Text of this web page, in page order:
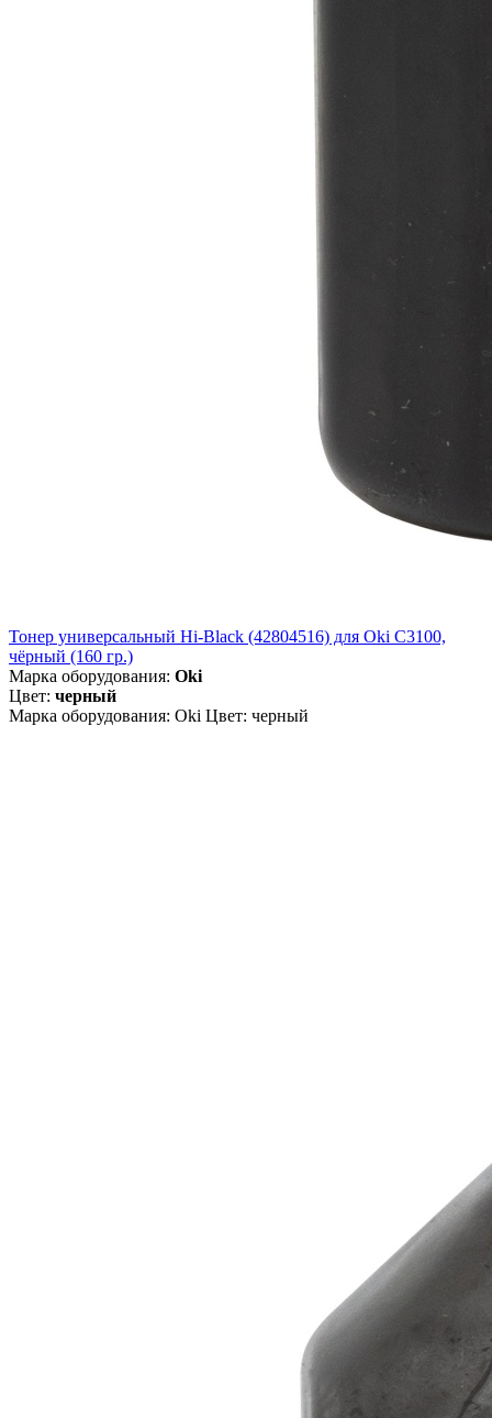
Тонер универсальный Hi-Black (42804516) для Oki С3100,
чёрный (160 гр.)
Марка оборудования: Oki
Цвет: черный
Марка оборудования: Oki Цвет: черный